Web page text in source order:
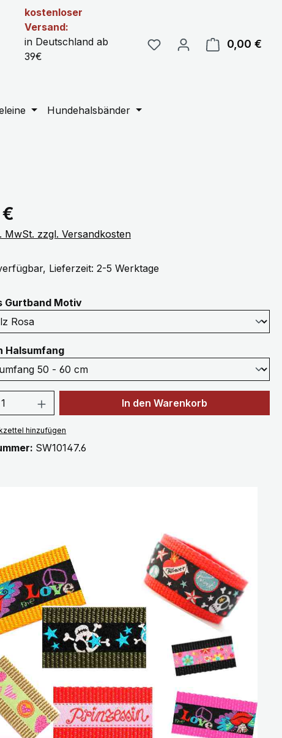
kostenloser
Versand:
in Deutschland ab
39€
0,00 €
Hundehalsbänder
MwSt. zzgl. Versandkosten
Lieferzeit: 2-5 Werktage
Gurtband Motivauswählen
Halsumfangauswählen
Anzahl: Gib den gewünschten Wert
In den Warenkorb
hinzufügen
SW10147.6